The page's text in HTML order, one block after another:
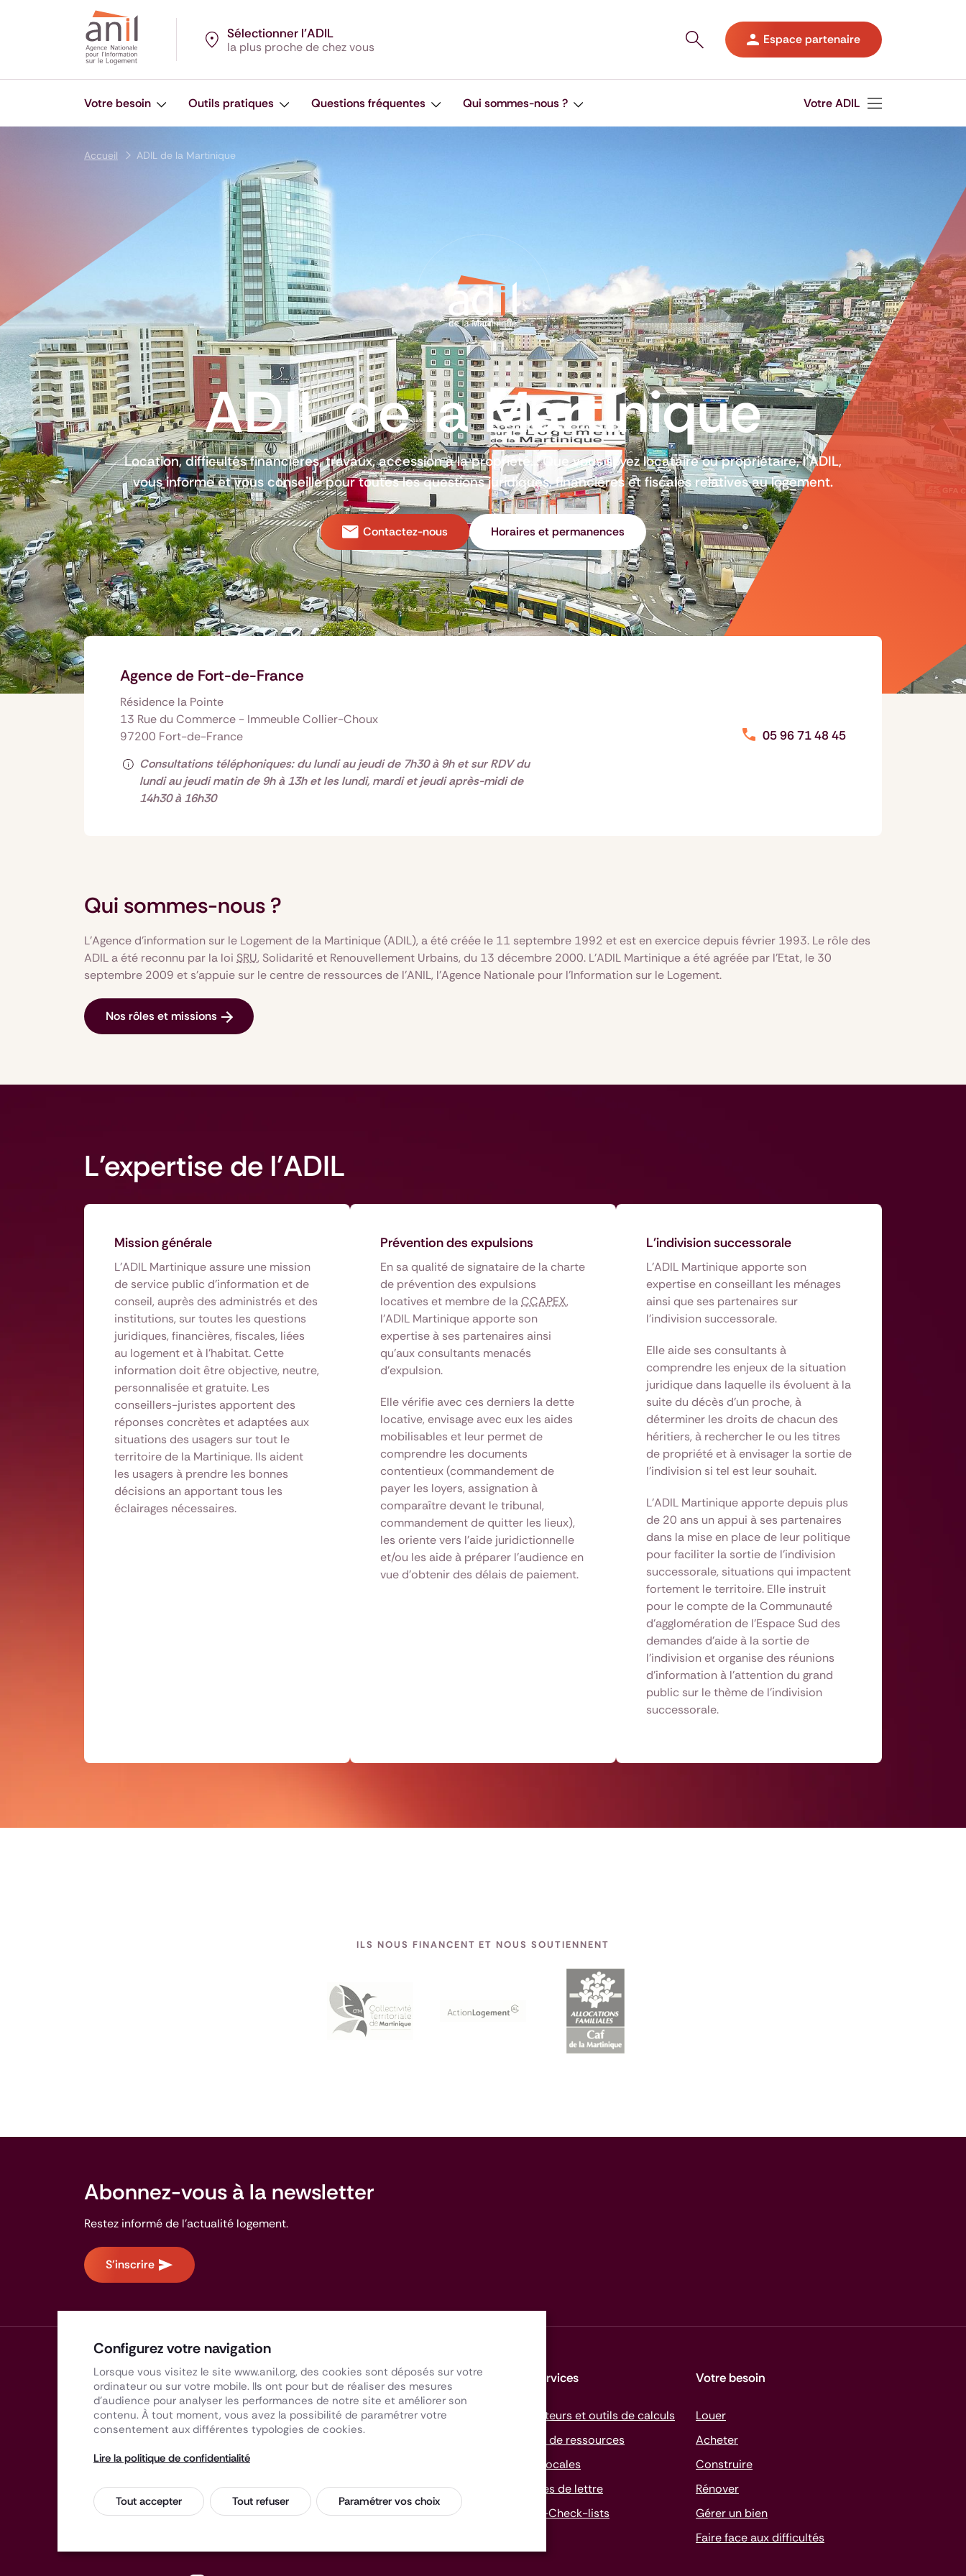
Configurez votre navigation
Lorsque vous visitez le site www.anil.org, des cookies sont déposés sur votre
ordinateur ou sur votre mobile. Ils ont pour but de réaliser des mesures
d'audience pour analyser les performances de notre site et améliorer son
contenu. À tout moment, vous avez la possibilité de paramétrer votre
consentement aux différentes typologies de cookies.
Lire la politique de confidentialité
Tout accepter Tout refuser Paramétrer vos choix
Aller à la navigation principale
Aller menu pied de page
Sélectionner l’ADIL
la plus proche de chez vous
Ouvrir le panneau de recherche sur le site
Espace partenaire
Votre besoin Outils pratiques Questions fréquentes Qui sommes-nous ? Votre ADIL
Accueil ADIL de la Martinique
ADIL de la Martinique
Location, difficultés financières, travaux, accession à la propriété... Que vous soyez locataire ou propriétaire, l’ADIL,
vous informe et vous conseille pour toutes les questions juridiques, financières et fiscales relatives au logement.
Contactez-nous Horaires et permanences
Agence de Fort-de-France
Résidence la Pointe
13 Rue du Commerce - Immeuble Collier-Choux
97200 Fort-de-France
Consultations téléphoniques: du lundi au jeudi de 7h30 à 9h et sur RDV du
lundi au jeudi matin de 9h à 13h et les lundi, mardi et jeudi après-midi de
14h30 à 16h30
05 96 71 48 45
Qui sommes-nous ?
L'Agence d’information sur le Logement de la Martinique (ADIL), a été créée le 11 septembre 1992 et est en exercice depuis février 1993. Le rôle des
ADIL a été reconnu par la loi SRU, Solidarité et Renouvellement Urbains, du 13 décembre 2000. L’ADIL Martinique a été agréée par l’Etat, le 30
septembre 2009 et s’appuie sur le centre de ressources de l’ANIL, l’Agence Nationale pour l’Information sur le Logement.
Nos rôles et missions
L'expertise de l'ADIL
Mission générale
L’ADIL Martinique assure une mission
de service public d’information et de
conseil, auprès des administrés et des
institutions, sur toutes les questions
juridiques, financières, fiscales, liées
au logement et à l’habitat. Cette
information doit être objective, neutre,
personnalisée et gratuite. Les
conseillers-juristes apportent des
réponses concrètes et adaptées aux
situations des usagers sur tout le
territoire de la Martinique. Ils aident
les usagers à prendre les bonnes
décisions an apportant tous les
éclairages nécessaires.
Prévention des expulsions
En sa qualité de signataire de la charte
de prévention des expulsions
locatives et membre de laCCAPEX,
l'ADIL Martinique apporte son
expertise à ses partenaires ainsi
qu'aux consultants menacés
d'expulsion.
Elle vérifie avec ces derniers la dette
locative, envisage avec eux les aides
mobilisables et leur permet de
comprendre les documents
contentieux (commandement de
payer les loyers, assignation à
comparaître devant le tribunal,
commandement de quitter les lieux),
les oriente vers l'aide juridictionnelle
et/ou les aide à préparer l'audience en
vue d'obtenir des délais de paiement.
L'indivision successorale
L'ADIL Martinique apporte son
expertise en conseillant les ménages
ainsi que ses partenaires sur
l'indivision successorale.
Elle aide ses consultants à
comprendre les enjeux de la situation
juridique dans laquelle ils évoluent à la
suite du décès d'un proche, à
déterminer les droits de chacun des
héritiers, à rechercher le ou les titres
de propriété et à envisager la sortie de
l'indivision si tel est leur souhait.
L'ADIL Martinique apporte depuis plus
de 20 ans un appui à ses partenaires
dans la mise en place de leur politique
pour faciliter la sortie de l'indivision
successorale, situations qui impactent
fortement le territoire. Elle instruit
pour le compte de la Communauté
d'agglomération de l'Espace Sud des
demandes d'aide à la sortie de
l'indivision et organise des réunions
d'information à l'attention du grand
public sur le thème de l'indivision
successorale.
ILS NOUS FINANCENT ET NOUS SOUTIENNENT
Abonnez-vous à la newsletter
Restez informé de l'actualité logement.
S'inscrire
accompagnent avec des conseils
neutres, gratuits et personnalisés
Le réseau des ADIL
Qu’est-ce que l’ANIL ?
Nos services
Simulateurs et outils de calculs
Centre de ressources
Aides locales
Modèles de lettre
Mémo-Check-lists
Votre besoin
Louer
Acheter
Construire
Rénover
Gérer un bien
Faire face aux difficultés